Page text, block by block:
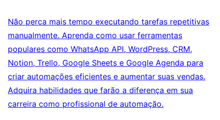
Não perca mais tempo executando tarefas repetitivas
manualmente. Aprenda como usar ferramentas
populares como WhatsApp API, WordPress, CRM,
Notion, Trello, Google Sheets e Google Agenda para
criar automações eficientes e aumentar suas vendas.
Adquira habilidades que farão a diferença em sua
carreira como profissional de automação.